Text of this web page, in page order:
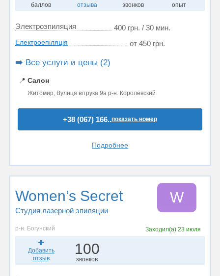
баллов отзыва звонков опыт
Электроэпиляция 400 грн. / 30 мин.
Електроепіляція от 450 грн.
➡️ Все услуги и цены (2)
📍 Салон
Житомир, Вулиця вітрука 9а р-н. Королёвский
+38 (067) 166..показать номер
Подробнее
Women’s Secret
Студия лазерной эпиляции
W
р-н. Богунский Заходил(а)23 июля
Добавить
отзыв
100
звонков